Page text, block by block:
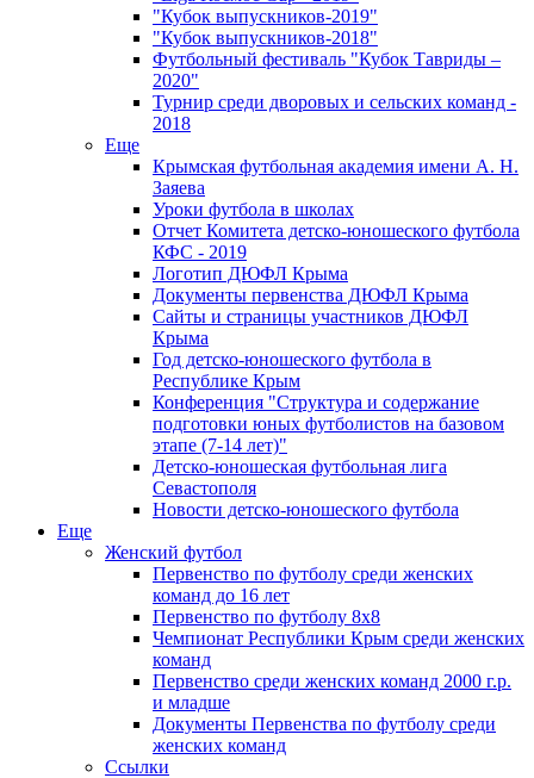
"Кубок выпускников-2019"
"Кубок выпускников-2018"
Футбольный фестиваль "Кубок Тавриды –
2020"
Турнир среди дворовых и сельских команд -
2018
Еще
Крымская футбольная академия имени А. Н.
Заяева
Уроки футбола в школах
Отчет Комитета детско-юношеского футбола
КФС - 2019
Логотип ДЮФЛ Крыма
Документы первенства ДЮФЛ Крыма
Сайты и страницы участников ДЮФЛ
Крыма
Год детско-юношеского футбола в
Республике Крым
Конференция "Структура и содержание
подготовки юных футболистов на базовом
этапе (7-14 лет)"
Детско-юношеская футбольная лига
Севастополя
Новости детско-юношеского футбола
Еще
Женский футбол
Первенство по футболу среди женских
команд до 16 лет
Первенство по футболу 8х8
Чемпионат Республики Крым среди женских
команд
Первенство среди женских команд 2000 г.р.
и младше
Документы Первенства по футболу среди
женских команд
Ссылки